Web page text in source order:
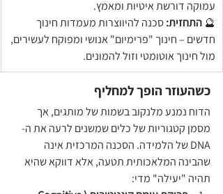
עמוקה דורשת איטיות ומאמץ.
🔮 התחזית: סכנה להיווצרות מעמדות חינוך
חדשים – חינוך "פרימיום" אנושי ומפוקח לעשירים,
מול חינוך אוטומטי וזול להמונים.
כשהעוזר הופך למחליף
הדוח נמנע מלנקוב בשמות של מותגים, אך
מסמן קטגוריות של כלים שמשנים לרעה את ה-
DNA של הלמידה. הסכנה המרכזית אינה
שהבינה המלאכותית תטעה, אלא דווקא שהיא
תהיה "יעילה" מדי: